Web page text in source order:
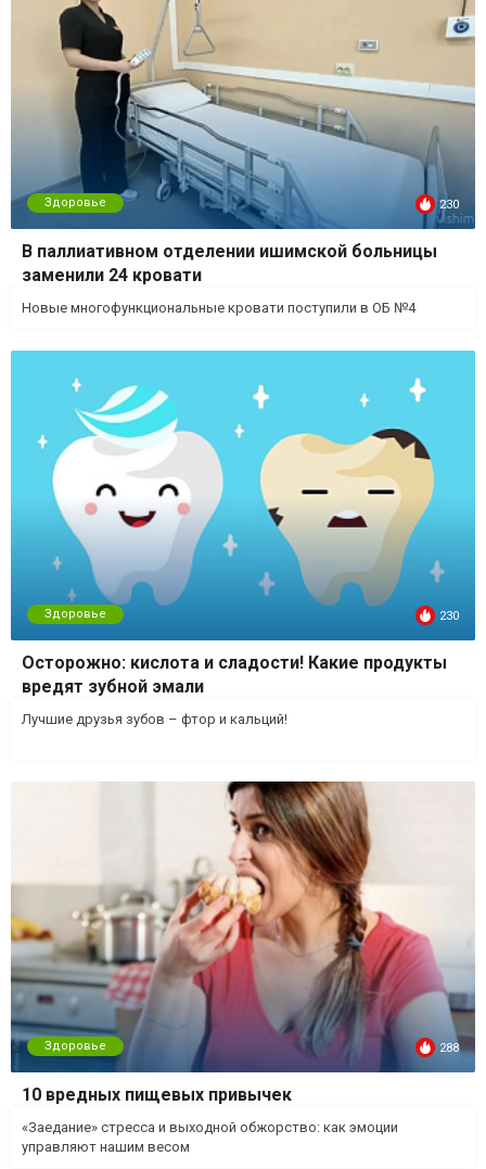
Здоровье 230
В паллиативном отделении ишимской больницы
заменили 24 кровати
Новые многофункциональные кровати поступили в ОБ №4
Здоровье 230
Осторожно: кислота и сладости! Какие продукты
вредят зубной эмали
Лучшие друзья зубов – фтор и кальций!
Здоровье 288
10 вредных пищевых привычек
«Заедание» стресса и выходной обжорство: как эмоции
управляют нашим весом